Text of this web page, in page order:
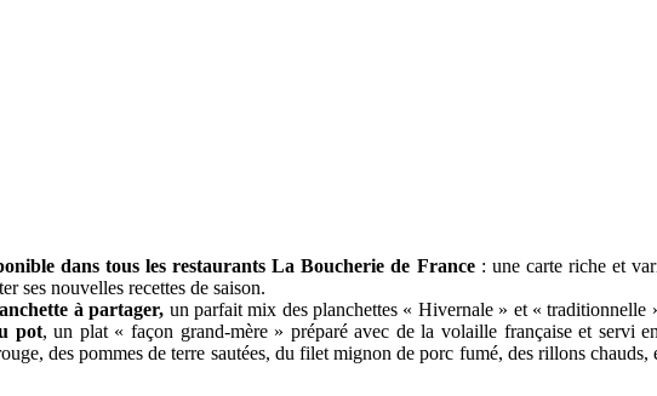
dans tous les restaurants La Boucherie de France: une carte riche et
ses nouvelles recettes de saison.
à partager, un parfait mix des planchettes « Hivernale » et « traditionnelle
pot, un plat « façon grand-mère » préparé avec de la volaille française et servi
des pommes de terre sautées, du filet mignon de porc fumé, des rillons